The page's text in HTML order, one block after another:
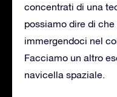
concentrati di una
possiamo dire di
immergendoci nel
Facciamo un altro
navicella spaziale.